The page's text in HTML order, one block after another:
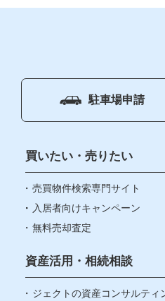
談窓口
ベ
会社
お知
社長
お
個人
駐車場申請
買いたい・売りたい
売買物件検索専門サイト
入居者向けキャンペーン
無料売却査定
資産活用・相続相談
ジェクトの資産コンサルティ